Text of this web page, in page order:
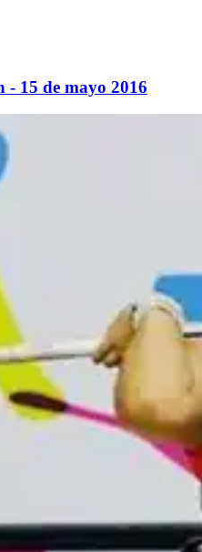
15 de mayo 2016